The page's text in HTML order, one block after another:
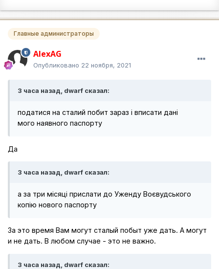
Главные администраторы
AlexAG
Опубликовано 22 ноября, 2021
3 часа назад, dwarf сказал:
податися на сталий побит зараз і вписати дані
мого наявного паспорту
Да
3 часа назад, dwarf сказал:
а за три місяці прислати до Уженду Воєвудського
копію нового паспорту
За это время Вам могут сталый побыт уже дать. А могут
и не дать. В любом случае - это не важно.
3 часа назад, dwarf сказал: